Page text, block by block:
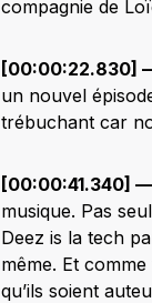
compagnie de
[00:00:22.830]
un nouvel
trébuchant car
[00:00:41.340]
musique. Pas
Deez is la tech
même. Et
qu’ils soient